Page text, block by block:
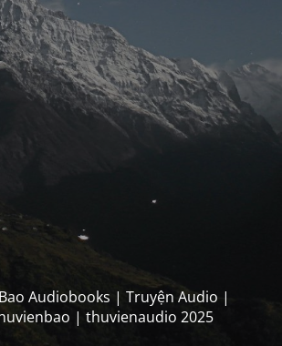
Audiobooks | Truyện Audio |
| thuvienaudio 2025